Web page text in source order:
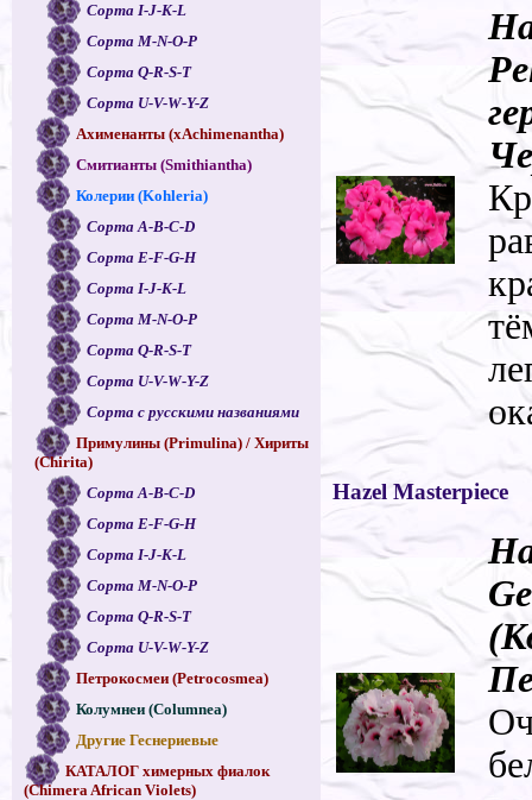
Сорта I-J-K-L
Сорта M-N-O-P
Сорта Q-R-S-T
Сорта U-V-W-Y-Z
Ахименанты (xAchimenantha)
Смитианты (Smithiantha)
Колерии (Kohleria)
Сорта A-B-C-D
Сорта E-F-G-H
Сорта I-J-K-L
Сорта M-N-O-P
Сорта Q-R-S-T
Сорта U-V-W-Y-Z
Сорта с русскими названиями
Примулины (Primulina) / Хириты
(Chirita)
Сорта A-B-C-D
Сорта E-F-G-H
Сорта I-J-K-L
Сорта M-N-O-P
Сорта Q-R-S-T
Сорта U-V-W-Y-Z
Петрокосмеи (Petrocosmea)
Колумнеи (Columnea)
Другие Геснериевые
КАТАЛОГ химерных фиалок
(Chimera African Violets)
Hazel Masterpiece